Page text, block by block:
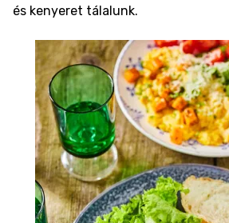
és kenyeret tálalunk.